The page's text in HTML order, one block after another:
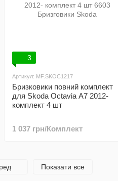
3
Артикул: MF.SKOC1217
Бризковики повний комплект
для Skoda Octavia A7 2012-
комплект 4 шт
1 037 грн/Комплект
Показати все